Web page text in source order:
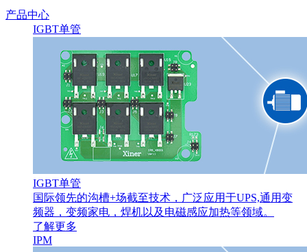
产品中心
IGBT单管
IGBT单管
国际领先的沟槽+场截至技术，广泛应用于UPS,通用变
频器，变频家电，焊机以及电磁感应加热等领域。
了解更多
IPM